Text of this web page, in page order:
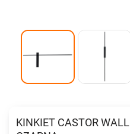
KINKIET CASTOR